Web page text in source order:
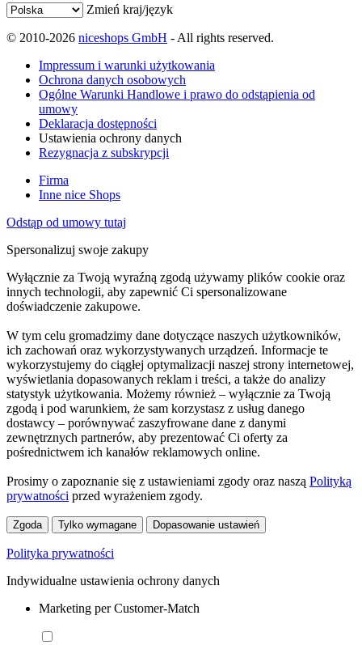
Zmień kraj/język
© 2010-2026 niceshops GmbH - All rights reserved.
Impressum i warunki użytkowania
Ochrona danych osobowych
Ogólne Warunki Handlowe i prawo do odstąpienia od
umowy
Deklaracja dostępności
Ustawienia ochrony danych
Rezygnacja z subskrypcji
Firma
Inne nice Shops
Odstąp od umowy tutaj
Spersonalizuj swoje zakupy
Wyłącznie za Twoją wyraźną zgodą używamy plików cookie oraz
innych technologii, aby zapewnić Ci spersonalizowane
doświadczenie zakupowe.
W tym celu gromadzimy dane dotyczące naszych użytkowników,
ich zachowań oraz wykorzystywanych urządzeń. Informacje te
wykorzystujemy do ciągłej optymalizacji naszej strony internetowej,
wyświetlania dopasowanych reklam i treści, a także do analizy
statystyk użytkowania. Możemy również – wyłącznie za Twoją
zgodą i pod warunkiem, że sam korzystasz z usług danego
dostawcy – porównywać zaszyfrowane dane z danymi
zewnętrznych partnerów, aby prezentować Ci oferty za
pośrednictwem ich kanałów reklamowych online.
Prosimy o zapoznanie się z ustawieniami zgody oraz naszą Polityką
prywatności przed wyrażeniem zgody.
Zgoda Tylko wymagane Dopasowanie ustawień
Polityka prywatności
Indywidualne ustawienia ochrony danych
Marketing per Customer-Match